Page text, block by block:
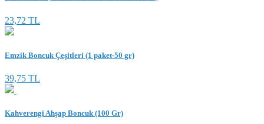
23,72 TL
Emzik Boncuk Çeşitleri (1 paket-50 gr)
39,75 TL
Kahverengi Ahşap Boncuk (100 Gr)